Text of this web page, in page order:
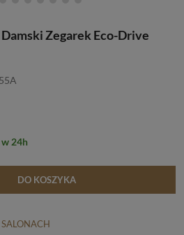
Zegarek Eco-Drive
24h
DO KOSZYKA